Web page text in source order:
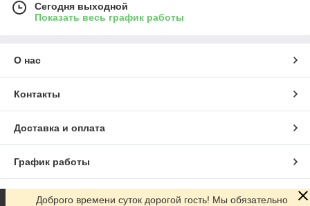
Сегодня выходной
Показать весь график работы
О нас
Контакты
Доставка и оплата
График работы
Полная версия сайта
Доброго времени суток дорогой гость! Мы обязательно